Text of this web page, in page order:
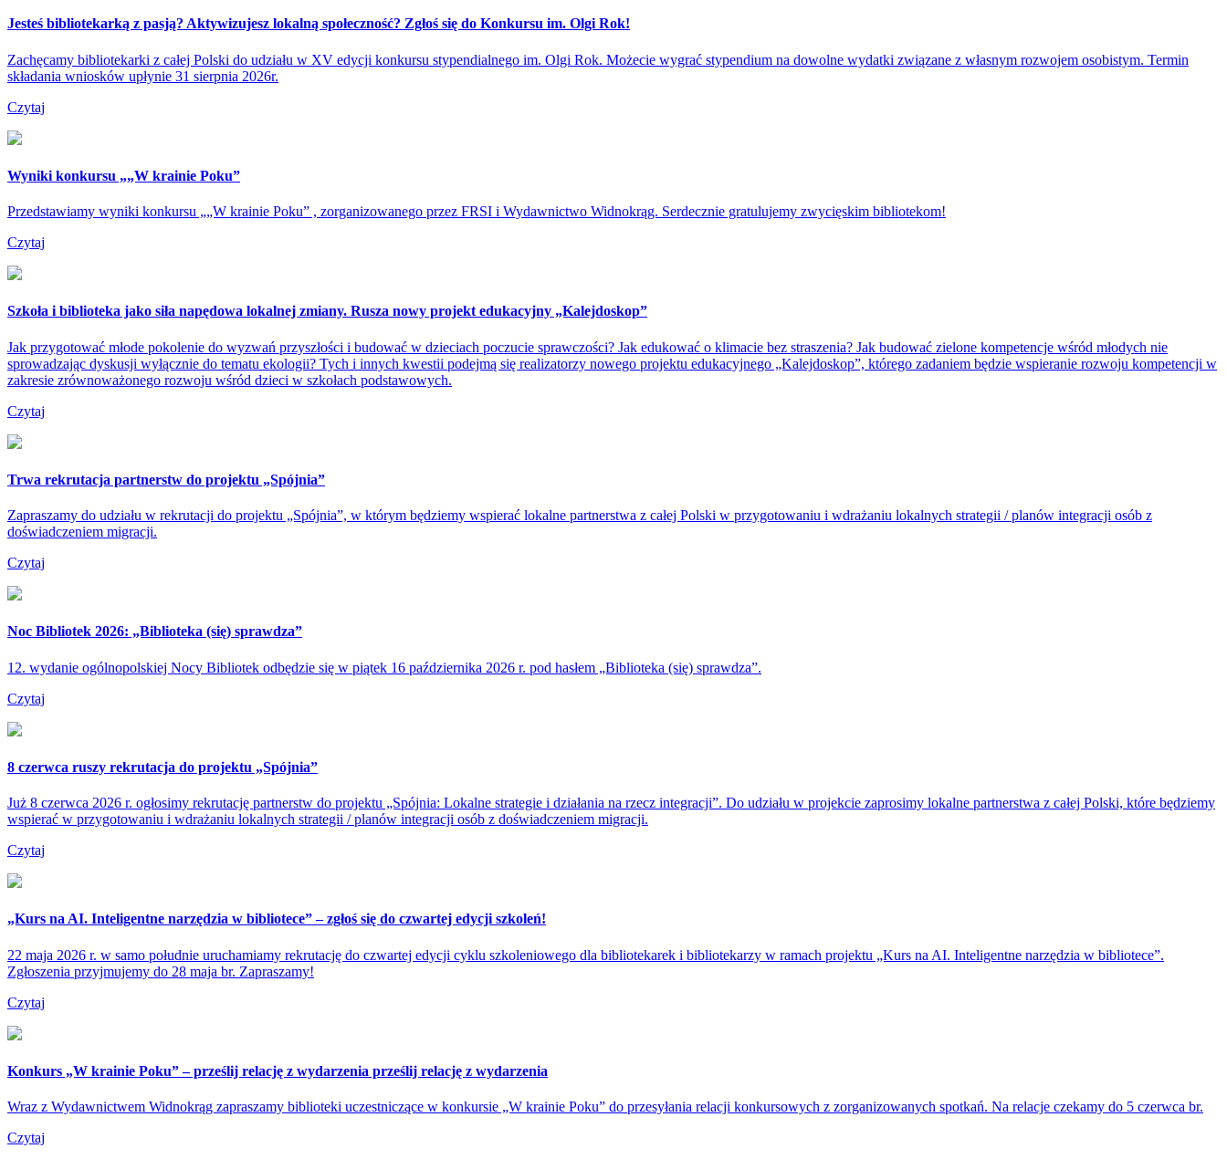
Jesteś bibliotekarką z pasją? Aktywizujesz lokalną społeczność? Zgłoś się do Konkursu im. Olgi Rok!
Zachęcamy bibliotekarki z całej Polski do udziału w XV edycji konkursu stypendialnego im. Olgi Rok. Możecie wygrać stypendium na dowolne wydatki związane z własnym rozwojem osobistym. Termin
składania wniosków upłynie 31 sierpnia 2026r.
Czytaj
Wyniki konkursu „„W krainie Poku”
Przedstawiamy wyniki konkursu „„W krainie Poku” , zorganizowanego przez FRSI i Wydawnictwo Widnokrąg. Serdecznie gratulujemy zwycięskim bibliotekom!
Czytaj
Szkoła i biblioteka jako siła napędowa lokalnej zmiany. Rusza nowy projekt edukacyjny „Kalejdoskop”
Jak przygotować młode pokolenie do wyzwań przyszłości i budować w dzieciach poczucie sprawczości? Jak edukować o klimacie bez straszenia? Jak budować zielone kompetencje wśród młodych nie
sprowadzając dyskusji wyłącznie do tematu ekologii? Tych i innych kwestii podejmą się realizatorzy nowego projektu edukacyjnego „Kalejdoskop”, którego zadaniem będzie wspieranie rozwoju kompetencji w
zakresie zrównoważonego rozwoju wśród dzieci w szkołach podstawowych.
Czytaj
Trwa rekrutacja partnerstw do projektu „Spójnia”
Zapraszamy do udziału w rekrutacji do projektu „Spójnia”, w którym będziemy wspierać lokalne partnerstwa z całej Polski w przygotowaniu i wdrażaniu lokalnych strategii / planów integracji osób z
doświadczeniem migracji.
Czytaj
Noc Bibliotek 2026: „Biblioteka (się) sprawdza”
12. wydanie ogólnopolskiej Nocy Bibliotek odbędzie się w piątek 16 października 2026 r. pod hasłem „Biblioteka (się) sprawdza”.
Czytaj
8 czerwca ruszy rekrutacja do projektu „Spójnia”
Już 8 czerwca 2026 r. ogłosimy rekrutację partnerstw do projektu „Spójnia: Lokalne strategie i działania na rzecz integracji”. Do udziału w projekcie zaprosimy lokalne partnerstwa z całej Polski, które będziemy
wspierać w przygotowaniu i wdrażaniu lokalnych strategii / planów integracji osób z doświadczeniem migracji.
Czytaj
„Kurs na AI. Inteligentne narzędzia w bibliotece” – zgłoś się do czwartej edycji szkoleń!
22 maja 2026 r. w samo południe uruchamiamy rekrutację do czwartej edycji cyklu szkoleniowego dla bibliotekarek i bibliotekarzy w ramach projektu „Kurs na AI. Inteligentne narzędzia w bibliotece”.
Zgłoszenia przyjmujemy do 28 maja br. Zapraszamy!
Czytaj
Konkurs „W krainie Poku” – prześlij relację z wydarzenia prześlij relację z wydarzenia
Wraz z Wydawnictwem Widnokrąg zapraszamy biblioteki uczestniczące w konkursie „W krainie Poku” do przesyłania relacji konkursowych z zorganizowanych spotkań. Na relacje czekamy do 5 czerwca br.
Czytaj